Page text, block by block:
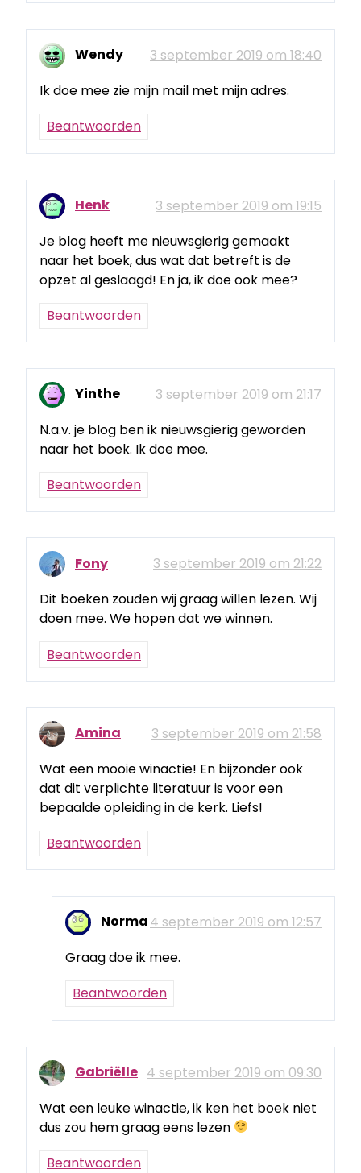
Wendy
3 september 2019 om 18:40
Ik doe mee zie mijn mail met mijn adres.
Beantwoorden
Henk
3 september 2019 om 19:15
Je blog heeft me nieuwsgierig gemaakt
naar het boek, dus wat dat betreft is de
opzet al geslaagd! En ja, ik doe ook mee?
Beantwoorden
Yinthe
3 september 2019 om 21:17
N.a.v. je blog ben ik nieuwsgierig geworden
naar het boek. Ik doe mee.
Beantwoorden
Fony
3 september 2019 om 21:22
Dit boeken zouden wij graag willen lezen. Wij
doen mee. We hopen dat we winnen.
Beantwoorden
Amina
3 september 2019 om 21:58
Wat een mooie winactie! En bijzonder ook
dat dit verplichte literatuur is voor een
bepaalde opleiding in de kerk. Liefs!
Beantwoorden
Norma4 september 2019 om 12:57
Graag doe ik mee.
Beantwoorden
Gabriëlle 4 september 2019 om 09:30
Wat een leuke winactie, ik ken het boek niet
dus zou hem graag eens lezen
Beantwoorden